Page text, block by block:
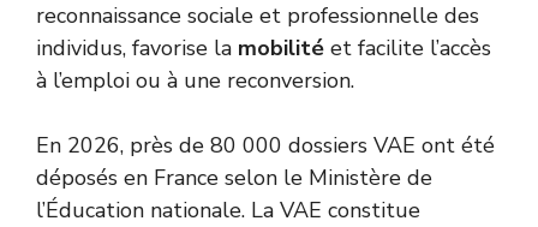
reconnaissance sociale et professionnelle des
individus, favorise la mobilité et facilite l’accès
à l’emploi ou à une reconversion.
En 2026, près de 80 000 dossiers VAE ont été
déposés en France selon le Ministère de
l’Éducation nationale. La VAE constitue